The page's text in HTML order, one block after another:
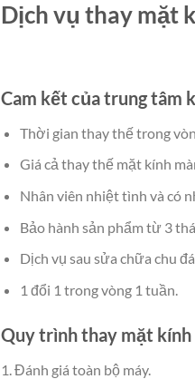
Dịch vụ thay mặt
Cam kết của trung tâm
Thời gian thay thế trong
Giá cả thay thế mặt kính
Nhân viên nhiệt tình và có
Bảo hành sản phẩm từ 3
Dịch vụ sau sửa chữa chu
1 đổi 1 trong vòng 1 tuần.
Quy trình thay mặt kính
1. Đánh giá toàn bộ máy.